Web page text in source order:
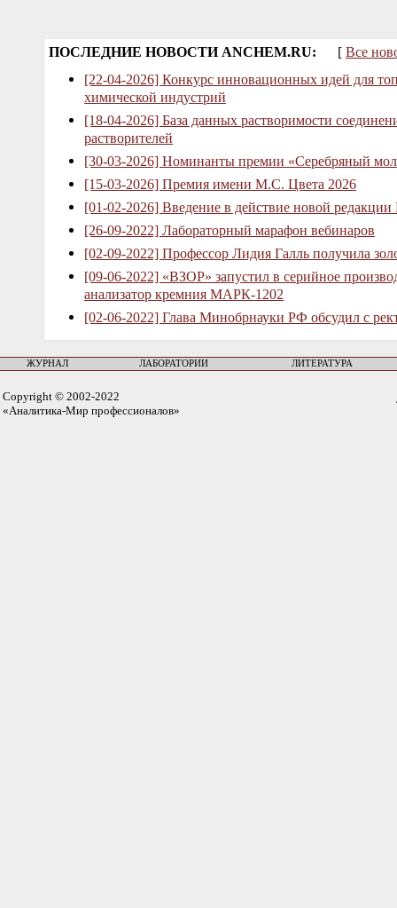
ПОСЛЕДНИЕ НОВОСТИ ANCHEM.RU: [ Все
[22-04-2026] Конкурс инновационных идей для
химической индустрий
[18-04-2026] База данных растворимости
растворителей
[30-03-2026] Номинанты премии «Серебряный
[15-03-2026] Премия имени М.С. Цвета 2026
[01-02-2026] Введение в действие новой
[26-09-2022] Лабораторный марафон вебинаров
[02-09-2022] Профессор Лидия Галль получила
[09-06-2022] «ВЗОР» запустил в серийное
анализатор кремния МАРК-1202
[02-06-2022] Глава Минобрнауки РФ обсудил с
ЖУРНАЛ ЛАБОРАТОРИИ ЛИТЕРАТУРА
Copyright © 2002-2022
«Аналитика-Мир профессионалов»